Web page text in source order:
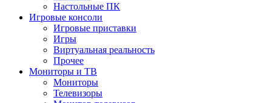
Настольные ПК
Игровые консоли
Игровые приставки
Игры
Виртуальная реальность
Прочее
Мониторы и ТВ
Мониторы
Телевизоры